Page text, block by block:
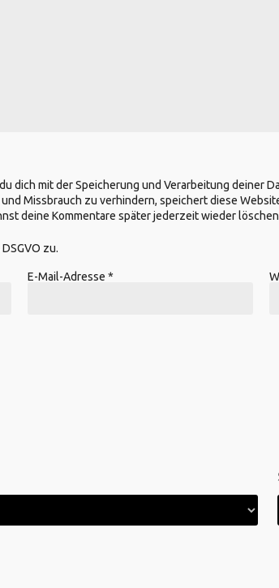
dich mit der Speicherung und Verarbeitung deiner
Missbrauch zu verhindern, speichert diese
deine Kommentare später jederzeit wieder
zu.
E-Mail-Adresse *